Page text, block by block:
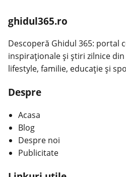
ghidul365.ro
Descoperă Ghidul 365: portal
inspiraționale și știri zilnice
lifestyle, familie, educație și
Despre
Acasa
Blog
Despre noi
Publicitate